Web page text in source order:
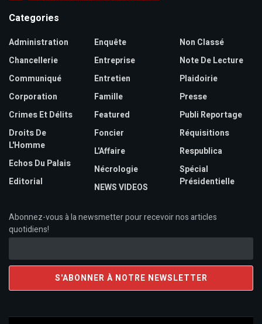
Categories
Administration
Chancellerie
Communiqué
Corporation
Crimes Et Délits
Droits De
L'Homme
Echos Du Palais
Editorial
Enquête
Entreprise
Entretien
Famille
Featured
Foncier
L'Affaire
Nécrologie
NEWS VIDEOS
Non Classé
Note De Lecture
Plaidoirie
Presse
Publi Reportage
Réquisitions
Respublica
Spécial
Présidentielle
Abonnez-vous à la newsmetter pour recevoir nos articles
quotidiens!